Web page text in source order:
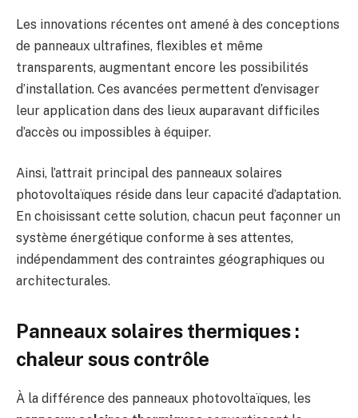
Les innovations récentes ont amené à des conceptions
de panneaux ultrafines, flexibles et même
transparents, augmentant encore les possibilités
d’installation. Ces avancées permettent d’envisager
leur application dans des lieux auparavant difficiles
d’accès ou impossibles à équiper.
Ainsi, l’attrait principal des panneaux solaires
photovoltaïques réside dans leur capacité d’adaptation.
En choisissant cette solution, chacun peut façonner un
système énergétique conforme à ses attentes,
indépendamment des contraintes géographiques ou
architecturales.
Panneaux solaires thermiques :
chaleur sous contrôle
À la différence des panneaux photovoltaïques, les